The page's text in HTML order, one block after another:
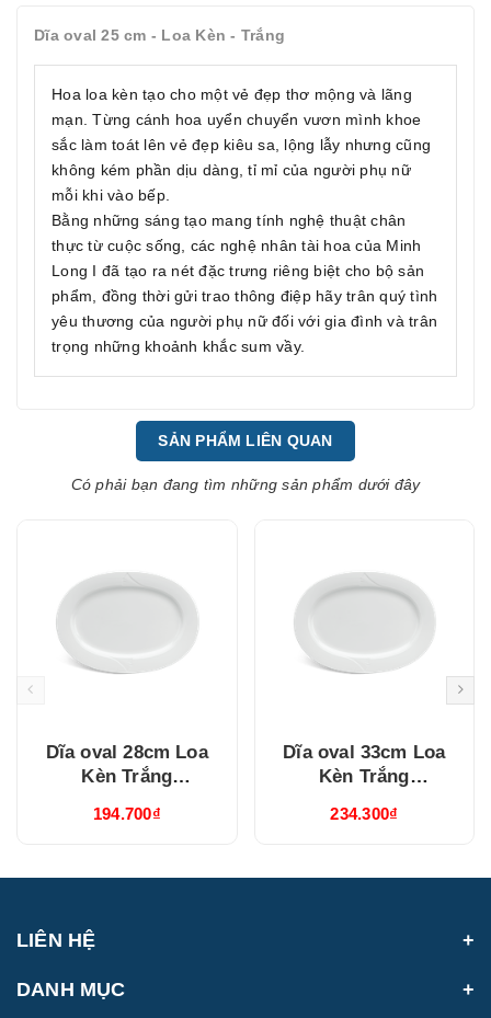
Dĩa oval 25 cm - Loa Kèn - Trắng
Hoa loa kèn tạo cho một vẻ đẹp thơ mộng và lãng
mạn. Từng cánh hoa uyển chuyển vươn mình khoe
sắc làm toát lên vẻ đẹp kiêu sa, lộng lẫy nhưng cũng
không kém phần dịu dàng, tỉ mỉ của người phụ nữ
mỗi khi vào bếp.
Bằng những sáng tạo mang tính nghệ thuật chân
thực từ cuộc sống, các nghệ nhân tài hoa của Minh
Long I đã tạo ra nét đặc trưng riêng biệt cho bộ sản
phẩm, đồng thời gửi trao thông điệp hãy trân quý tình
yêu thương của người phụ nữ đối với gia đình và trân
trọng những khoảnh khắc sum vầy.
SẢN PHẨM LIÊN QUAN
Có phải bạn đang tìm những sản phẩm dưới đây
Dĩa oval 28cm Loa
Kèn Trắng
194.700₫
Dĩa oval 33cm Loa
Kèn Trắng
234.300₫
LIÊN HỆ
DANH MỤC